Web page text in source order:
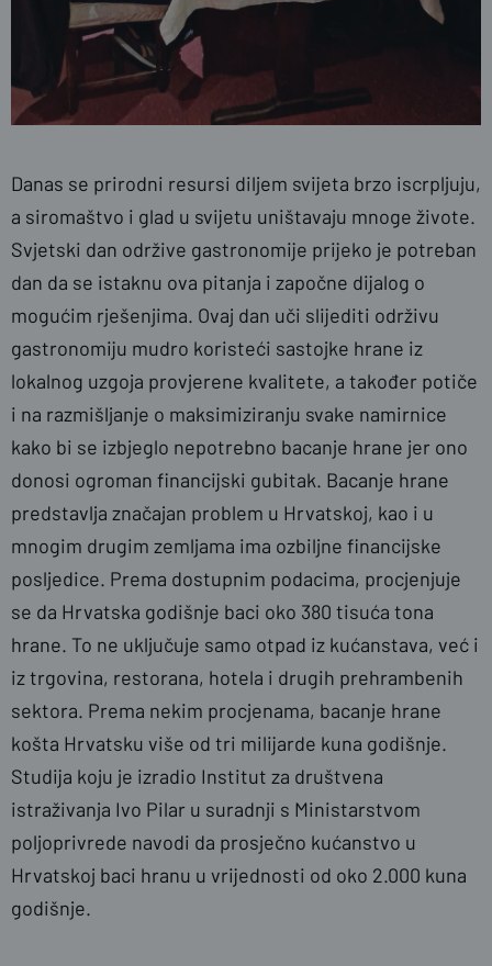
Danas se prirodni resursi diljem svijeta brzo iscrpljuju,
a siromaštvo i glad u svijetu uništavaju mnoge živote.
Svjetski dan održive gastronomije prijeko je potreban
dan da se istaknu ova pitanja i započne dijalog o
mogućim rješenjima. Ovaj dan uči slijediti održivu
gastronomiju mudro koristeći sastojke hrane iz
lokalnog uzgoja provjerene kvalitete, a također potiče
i na razmišljanje o maksimiziranju svake namirnice
kako bi se izbjeglo nepotrebno bacanje hrane jer ono
donosi ogroman financijski gubitak. Bacanje hrane
predstavlja značajan problem u Hrvatskoj, kao i u
mnogim drugim zemljama ima ozbiljne financijske
posljedice. Prema dostupnim podacima, procjenjuje
se da Hrvatska godišnje baci oko 380 tisuća tona
hrane. To ne uključuje samo otpad iz kućanstava, već i
iz trgovina, restorana, hotela i drugih prehrambenih
sektora. Prema nekim procjenama, bacanje hrane
košta Hrvatsku više od tri milijarde kuna godišnje.
Studija koju je izradio Institut za društvena
istraživanja Ivo Pilar u suradnji s Ministarstvom
poljoprivrede navodi da prosječno kućanstvo u
Hrvatskoj baci hranu u vrijednosti od oko 2.000 kuna
godišnje.